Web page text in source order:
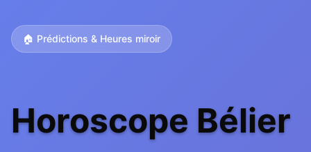
🏠 Prédictions & Heures miroir
Horoscope Bélier